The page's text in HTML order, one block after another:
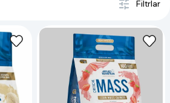
Filtrlar